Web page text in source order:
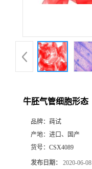
牛胚气管细胞形态
品牌： 莼试
产地： 进口、国产
货号： CSX4089
发布日期： 2020-06-08